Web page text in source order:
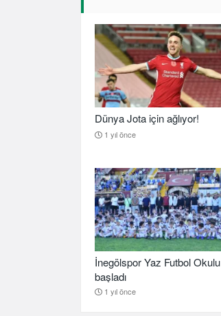
Dünya Jota için ağlıyor!
1 yıl önce
İnegölspor Yaz Futbol Okulu
başladı
1 yıl önce